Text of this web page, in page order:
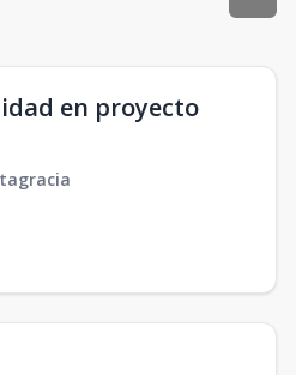
en proyecto